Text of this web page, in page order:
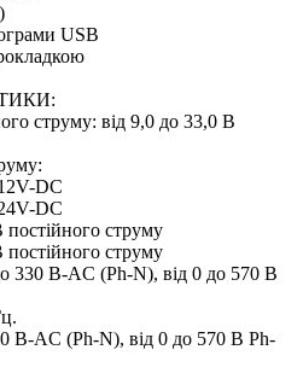
USB
струму: від 9,0 до 33,0 В
DC
DC
струму
струму
330 В-AC (Ph-N), від 0 до 570 В
В-AC (Ph-N), від 0 до 570 В Ph-